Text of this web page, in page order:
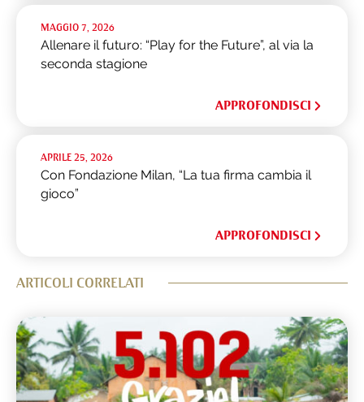
MAGGIO 7, 2026
Allenare il futuro: “Play for the Future”, al via la
seconda stagione
APPROFONDISCI
APRILE 25, 2026
Con Fondazione Milan, “La tua firma cambia il
gioco”
APPROFONDISCI
ARTICOLI CORRELATI